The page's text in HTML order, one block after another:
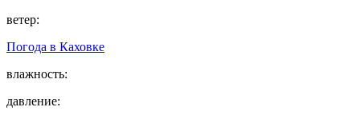
ветер:
Погода в Каховке
влажность:
давление: